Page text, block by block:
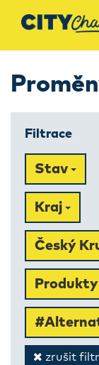
Filtrace
Stav
Kraj
Český
Produkty
zrušit